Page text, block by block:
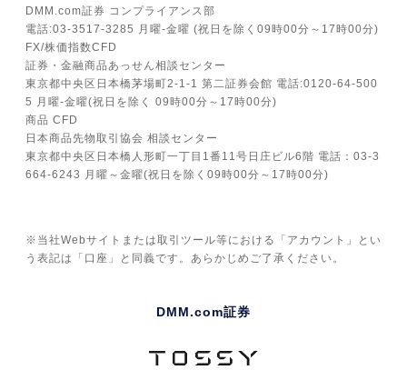
DMM.com証券 コンプライアンス部
電話:03-3517-3285 月曜-金曜 (祝日を除く09時00分～17時00分)
FX/株価指数CFD
証券・金融商品あっせん相談センター
東京都中央区日本橋茅場町2-1-1 第二証券会館 電話:0120-64-500
5 月曜-金曜(祝日を除く 09時00分～17時00分)
商品 CFD
日本商品先物取引協会 相談センター
東京都中央区日本橋人形町一丁目1番11号日庄ビル6階 電話：03-3
664-6243 月曜～金曜(祝日を除く09時00分～17時00分)
※当社Webサイトまたは取引ツール等における「アカウント」とい
う表記は「口座」と同義です。あらかじめご了承ください。
DMM.com証券